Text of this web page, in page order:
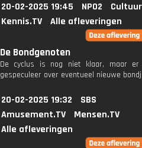
20-02-2025 19:45 NPO2
Kennis.TV
Alle afleveringen
De Bondgenoten
De cyclus is nog niet klaar, maar
gespeculeer over eventueel nieuwe
20-02-2025 19:32
SBS
Amusement.TV
Mensen.TV
Alle afleveringen